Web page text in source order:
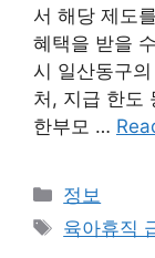
서 해당 제도
혜택을 받을
시 일산동구
처, 지급 한도
한부모 …
카
테
고
정보
태
육아휴직